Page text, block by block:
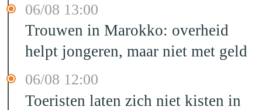
06/08 13:00
Trouwen in Marokko: overheid
helpt jongeren, maar niet met geld
06/08 12:00
Toeristen laten zich niet kisten in